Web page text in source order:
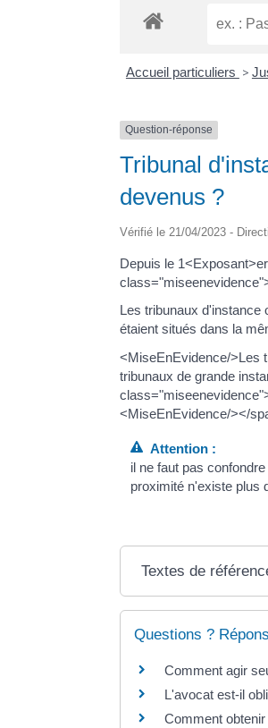
Accueil particuliers >
Question-réponse
Tribunal
devenus ?
Vérifié le 21/04/2023 -
Depuis le
Les tribunaux d'instance
étaient situés dans la
<MiseEnEvidence/>Les
tribunaux de grande
<MiseEnEvidence/></
Attention :
il ne faut pas
proximité n'existe plus
Textes de
Questions ?
Comment agir
L'avocat est-il
Comment